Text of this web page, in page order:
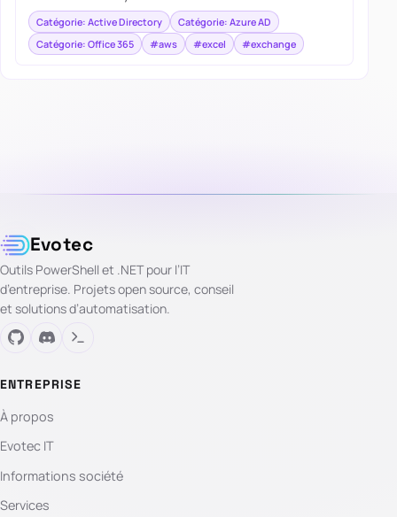
Catégorie: Active Directory
Catégorie: Azure AD
Catégorie: Office 365
#aws #excel #exchange
Evotec
Outils PowerShell et .NET pour l’IT
d’entreprise. Projets open source, conseil
et solutions d’automatisation.
ENTREPRISE
À propos
Evotec IT
Informations société
Services